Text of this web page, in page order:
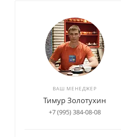
ВАШ МЕНЕДЖЕР
Тимур Золотухин
+7 (995) 384-08-08